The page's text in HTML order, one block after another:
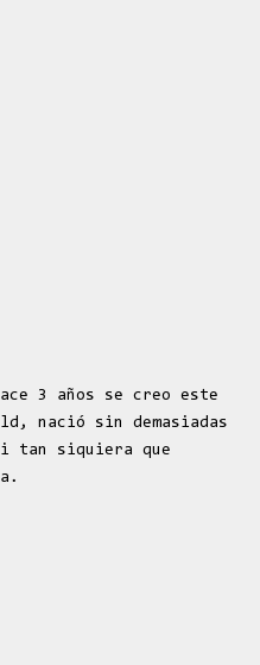
3 años se creo este
nació sin demasiadas
tan siquiera que